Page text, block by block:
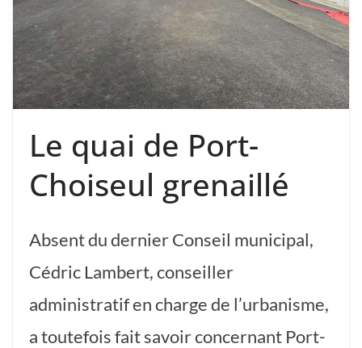
Le quai de Port-
Choiseul grenaillé
Absent du dernier Conseil municipal,
Cédric Lambert, conseiller
administratif en charge de l’urbanisme,
a toutefois fait savoir concernant Port-